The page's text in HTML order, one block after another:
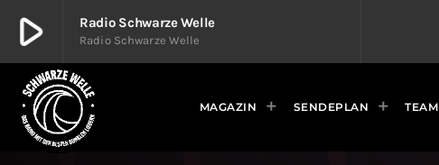
play_arrow Radio Schwarze Welle
Radio Schwarze Welle
play_arrow Radio Schwarze Welle
Radio Schwarze Welle MAGAZIN SENDEPLAN TEAM